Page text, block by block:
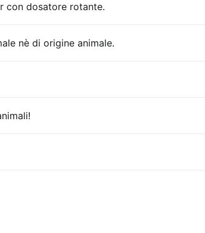
con dosatore rotante.
nè di origine animale.